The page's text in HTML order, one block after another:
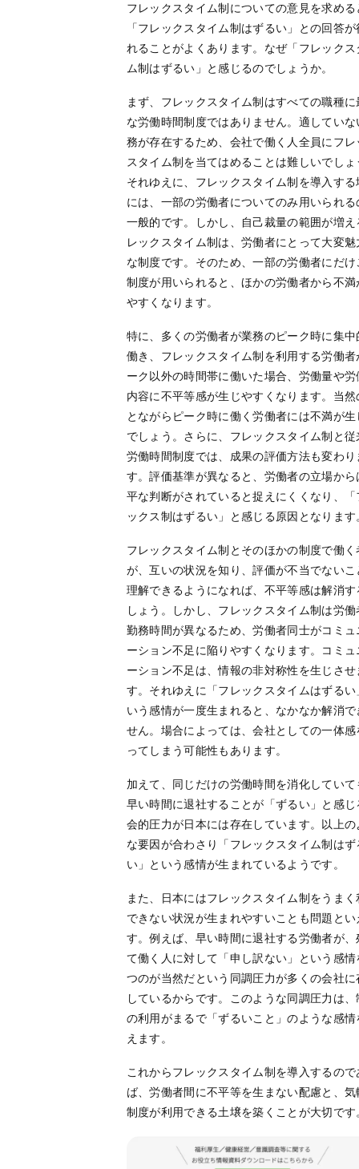
フレックスタイム制についての意見を求める
「フレックスタイム制はずるい」との回答が
れることがよくあります。なぜ「フレックス
ム制はずるい」と感じるのでしょうか。
まず、フレックスタイム制はすべての職種に
な労働時間制度ではありません。適していな
務が存在するため、会社で働く人全員にフレ
スタイム制を当てはめることは難しいでしょ
それゆえに、フレックスタイム制を導入する
には、一部の労働者についてのみ用いられる
一般的です。しかし、自己裁量の範囲が増え
レックスタイム制は、労働者にとって大変魅
な制度です。そのため、一部の労働者にだけ
制度が用いられると、ほかの労働者から不満
やすくなります。
特に、多くの労働者が業務のピーク時に集中
働き、フレックスタイム制を利用する労働者
ーク以外の時間帯に働いた場合、労働量や労
内容に不平等感が生じやすくなります。当然
とながらピーク時に働く労働者には不満が生
でしょう。さらに、フレックスタイム制と従
労働時間制度では、成果の評価方法も変わり
す。評価基準が異なると、労働者の立場から
平な判断がされていると捉えにくくなり、「
ックス制はずるい」と感じる原因となります
フレックスタイム制とそのほかの制度で働く
が、互いの状況を知り、評価が不当でないこ
理解できるようになれば、不平等感は解消す
しょう。しかし、フレックスタイム制は労働
勤務時間が異なるため、労働者同士がコミュ
ーション不足に陥りやすくなります。コミュ
ーション不足は、情報の非対称性を生じさせ
す。それゆえに「フレックスタイムはずるい
いう感情が一度生まれると、なかなか解消で
せん。場合によっては、会社としての一体感
ってしまう可能性もあります。
加えて、同じだけの労働時間を消化していて
早い時間に退社することが「ずるい」と感じ
会的圧力が日本には存在しています。以上の
な要因が合わさり「フレックスタイム制はず
い」という感情が生まれているようです。
また、日本にはフレックスタイム制をうまく
できない状況が生まれやすいことも問題とい
す。例えば、早い時間に退社する労働者が、
て働く人に対して「申し訳ない」という感情
つのが当然だという同調圧力が多くの会社に
しているからです。このような同調圧力は、
の利用がまるで「ずるいこと」のような感情
えます。
これからフレックスタイム制を導入するので
ば、労働者間に不平等を生まない配慮と、気
制度が利用できる土壌を築くことが大切です